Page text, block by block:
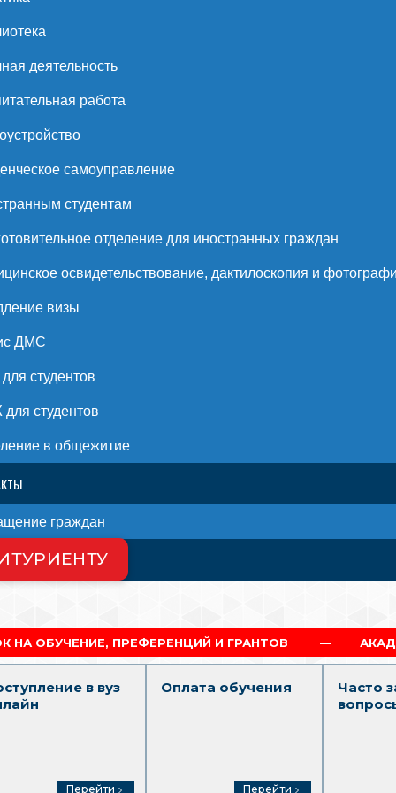
деятельность
работа
самоуправление
студентам
отделение для иностранных граждан
освидетельствование, дактилоскопия и
визы
ДМС
студентов
студентов
в общежитие
граждан
И ГРАНТОВ АКАДЕМИЧЕСКАЯ И
в вуз
Перейти
Оплата обучения
Перейти
Часто